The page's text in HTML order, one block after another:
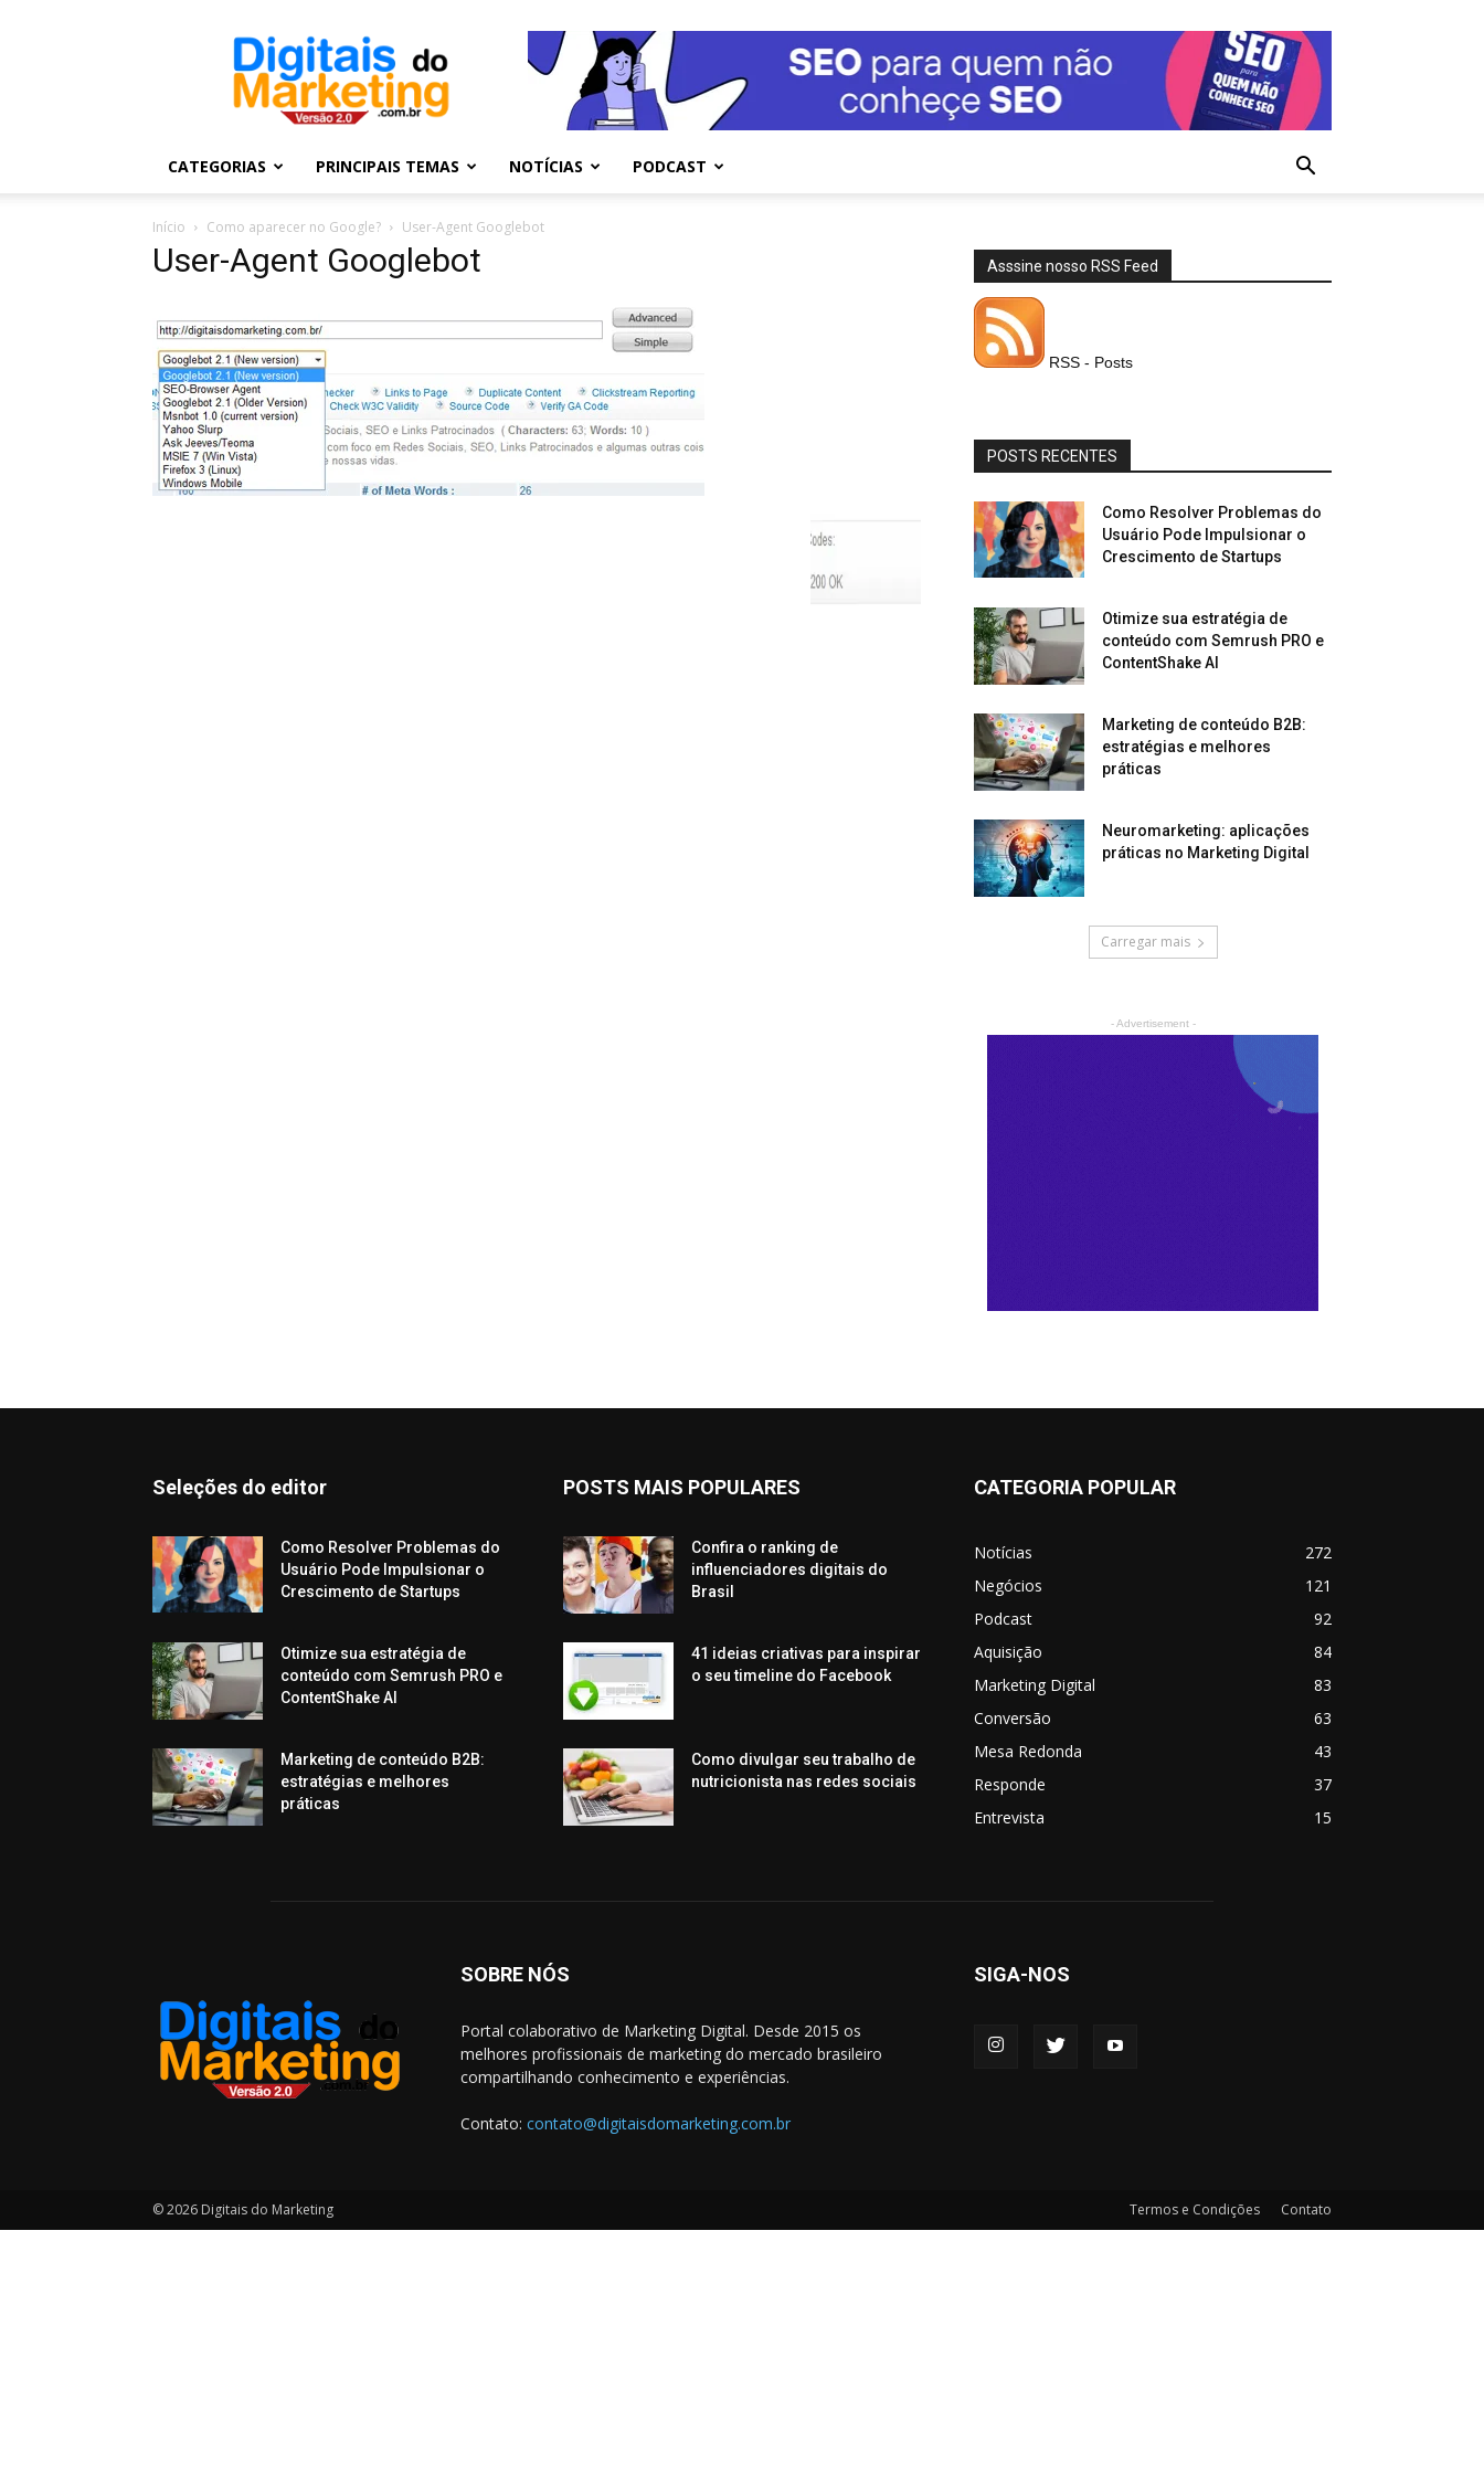
Digitais
Marketing
CATEGORIAS PRINCIPAIS TEMAS NOTÍCIAS PODCAST
Início Como aparecer no Google? User-Agent Googlebot
User-Agent Googlebot Asssine nosso RSS Feed
RSS - Posts
POSTS RECENTES
Como Resolver Problemas do
Usuário Pode Impulsionar o
Crescimento de Startups
Otimize sua estratégia de
conteúdo com Semrush PRO e
ContentShake AI
Marketing de conteúdo B2B:
estratégias e melhores
práticas
Neuromarketing: aplicações
práticas no Marketing Digital
Carregar mais
- Advertisement -
Seleções do editor
Como Resolver Problemas do
Usuário Pode Impulsionar o
Crescimento de Startups
Otimize sua estratégia de
conteúdo com Semrush PRO e
ContentShake AI
Marketing de conteúdo B2B:
estratégias e melhores
práticas
POSTS MAIS POPULARES
Confira o ranking de
influenciadores digitais do
Brasil
41 ideias criativas para inspirar
o seu timeline do Facebook
Como divulgar seu trabalho de
nutricionista nas redes sociais
CATEGORIA POPULAR
Notícias
272
Negócios
121
Podcast
92
Aquisição
84
Marketing Digital
83
Conversão
63
Mesa Redonda
43
Responde
37
Entrevista
15
SOBRE NÓS
Portal colaborativo de Marketing Digital. Desde 2015 os
melhores profissionais de marketing do mercado brasileiro
compartilhando conhecimento e experiências.
Contato: contato@digitaisdomarketing.com.br
SIGA-NOS
Termos e Condições Contato
© 2026 Digitais do Marketing